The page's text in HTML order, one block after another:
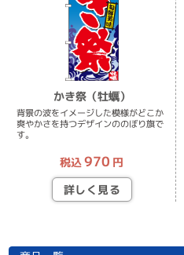
かき祭（牡蠣）
背景の波をイメージした模様がどこか
爽やかさを持つデザインののぼり旗で
す。
税込970 円
詳しく見る